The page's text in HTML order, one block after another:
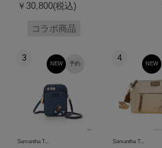
￥30,800(税込)
コラボ商品
3
予約
NEW
Samantha T...
4
NEW
Samantha T...